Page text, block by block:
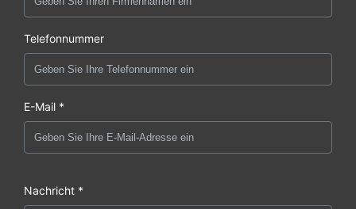
Telefonnummer
E-Mail *
Nachricht *